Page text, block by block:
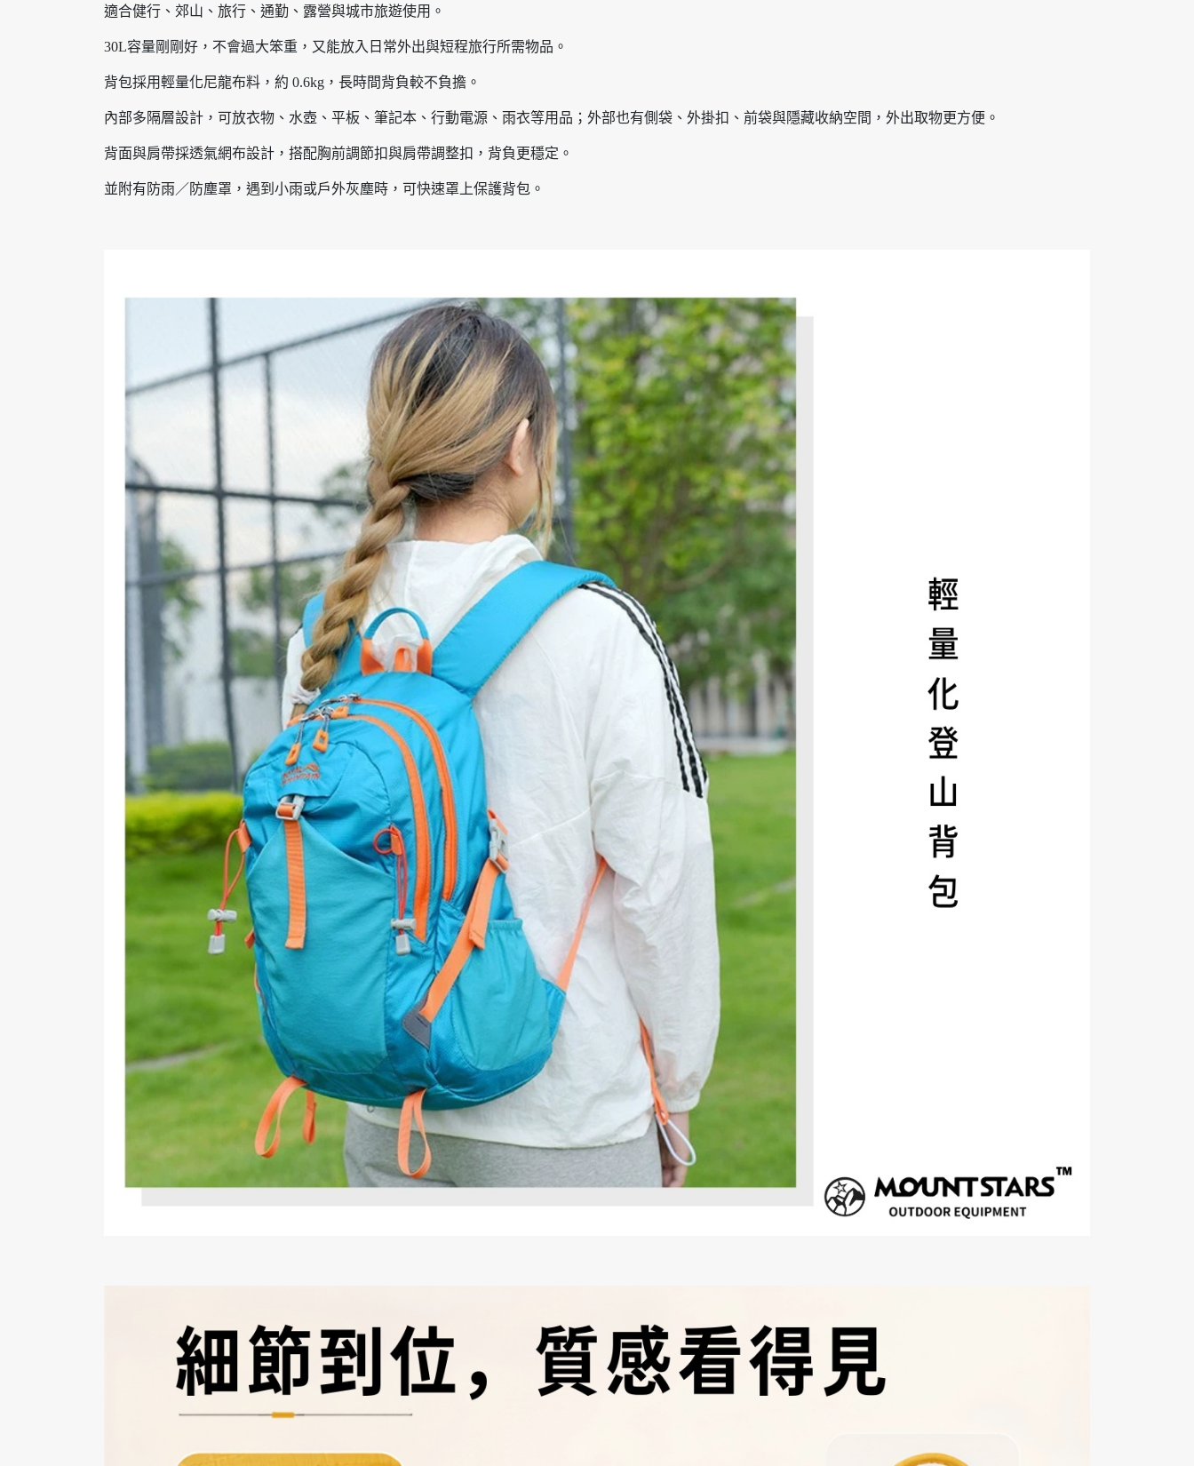
適合健行、郊山、旅行、通勤、露營與城市旅遊使用。
30L容量剛剛好，不會過大笨重，又能放入日常外出與短程旅行所需物品。
背包採用輕量化尼龍布料，約 0.6kg，長時間背負較不負擔。
內部多隔層設計，可放衣物、水壺、平板、筆記本、行動電源、雨衣等用品；外部也有側袋、外掛扣、前袋與隱藏收納空間，外出取物更方便。
背面與肩帶採透氣網布設計，搭配胸前調節扣與肩帶調整扣，背負更穩定。
並附有防雨／防塵罩，遇到小雨或戶外灰塵時，可快速罩上保護背包。